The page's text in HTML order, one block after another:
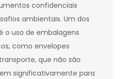
confidenciais
ambientais. Um dos
o uso de embalagens
como envelopes
que não são
significativamente para